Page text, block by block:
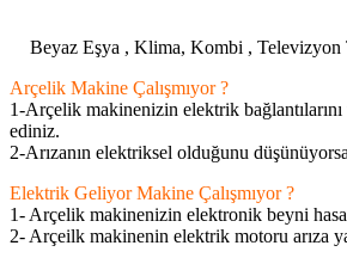
Beyaz Eşya , Klima, Kombi , Televizyon
Arçelik Makine Çalışmıyor ?
1-Arçelik makinenizin elektrik bağlantılarını
ediniz.
2-Arızanın elektriksel olduğunu
Elektrik Geliyor Makine Çalışmıyor ?
1- Arçelik makinenizin elektronik beyni
2- Arçeilk makinenin elektrik motoru arıza